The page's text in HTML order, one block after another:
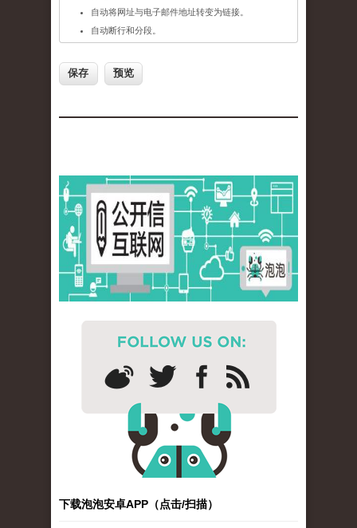
自动将网址与电子邮件地址转变为链接。
自动断行和分段。
下载泡泡安卓APP（点击/扫描）